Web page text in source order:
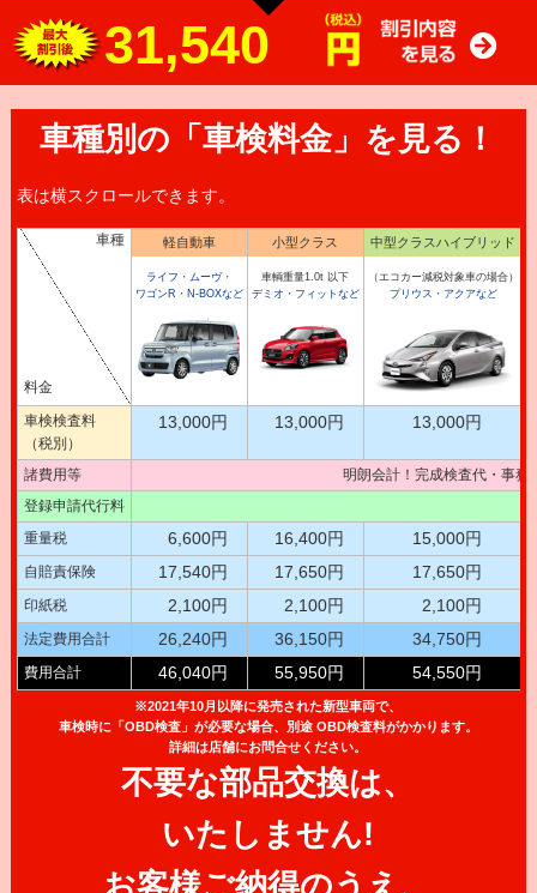
31,540
車種別の「車検料金」を見る！
表は横スクロールできます。
車種
料金
軽自動車
ライフ・ムーヴ・
ワゴンR・N-BOXなど
小型クラス
車輌重量1.0t 以下
デミオ・フィットなど
中型クラスハイブリッド
（エコカー減税対象車の場合）
プリウス・アクアなど
車検検査料
（税別）
13,000円 13,000円 13,000円
諸費用等
明朗会計！完成検査代・事
登録申請代行料
重量税
6,600円 16,400円 15,000円
自賠責保険 17,540円 17,650円 17,650円
印紙税 2,100円 2,100円 2,100円
法定費用合計 26,240円 36,150円 34,750円
費用合計 46,040円 55,950円 54,550円
※2021年10月以降に発売された新型車両で、
車検時に「OBD検査」が必要な場合、別途 OBD検査料がかかります。
詳細は店舗にお問合せください。
不要な部品交換は、
いたしません!